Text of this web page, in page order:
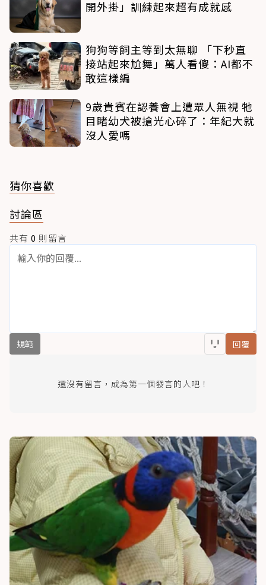
開外掛」訓練起來超有成就感
狗狗等飼主等到太無聊 「下秒直
接站起來尬舞」萬人看傻：AI都不
敢這樣編
9歲貴賓在認養會上遭眾人無視 牠
目睹幼犬被搶光心碎了：年紀大就
沒人愛嗎
猜你喜歡
討論區
共有 0 則留言
規範 回覆
還沒有留言，成為第一個發言的人吧！